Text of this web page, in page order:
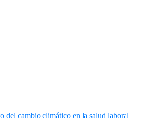
del cambio climático en la salud laboral